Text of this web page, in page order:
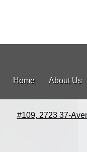
Home About Us
#109, 2723 37-